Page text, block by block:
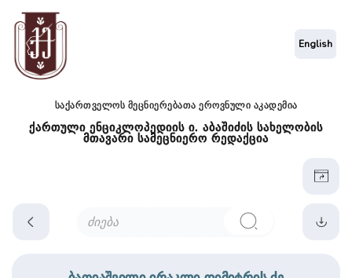
საქართველოს მეცნიერებათა ეროვნული აკადემია
ქართული ენციკლოპედიის ი. აბაშიძის სახელობის
მთავარი სამეცნიერო რედაქცია
English